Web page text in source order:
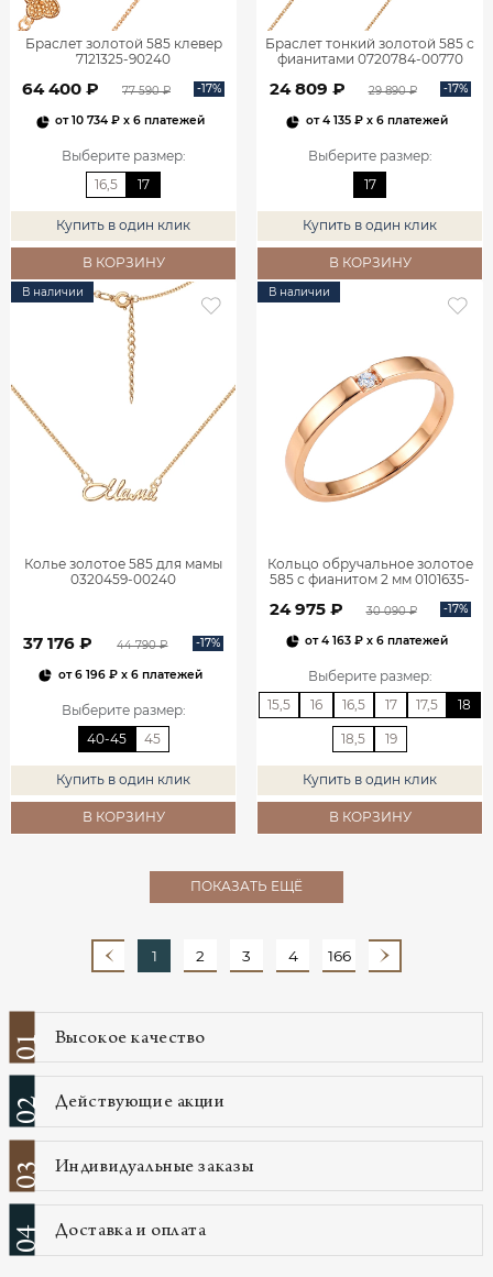
Браслет золотой 585 клевер
7121325-90240
64 400 ₽ 77 590 ₽ -17%
от10 734 ₽ x 6 платежей
Выберите размер:
16,5
17
Купить в один клик
В КОРЗИНУ
Браслет тонкий золотой 585 с
фианитами 0720784-00770
24 809 ₽ 29 890 ₽ -17%
от4 135 ₽x 6 платежей
Выберите размер:
17
Купить в один клик
В КОРЗИНУ
В наличии
Колье золотое 585 для мамы
0320459-00240
37 176 ₽ 44 790 ₽ -17%
от6 196 ₽x 6 платежей
Выберите размер:
40-45
45
Купить в один клик
В КОРЗИНУ
В наличии
Кольцо обручальное золотое
585 с фианитом 2 мм 0101635-
24 975 ₽ 30 090 ₽ -17%
от4 163 ₽ x 6 платежей
Выберите размер:
15,5
16 16,5 17 17,5 18
18,5 19
Купить в один клик
В КОРЗИНУ
ПОКАЗАТЬ ЕЩЁ
1 2 3 4 166
01 Высокое качество
02 Действующие акции
03 Индивидуальные заказы
04 Доставка и оплата